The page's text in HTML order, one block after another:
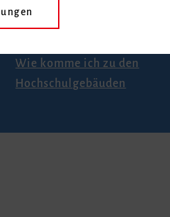
Anfahrt
Wie komme ich zu den
Hochschulgebäuden